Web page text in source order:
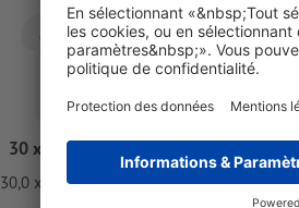
30 x 24 cm
30,0 x 24,0 cm